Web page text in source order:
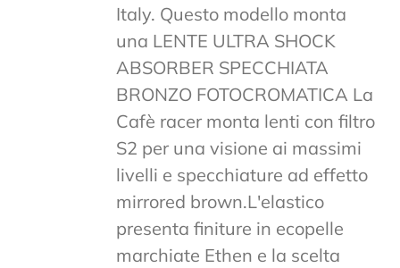
Italy. Questo modello monta
una LENTE ULTRA SHOCK
ABSORBER SPECCHIATA
BRONZO FOTOCROMATICA La
Cafè racer monta lenti con filtro
S2 per una visione ai massimi
livelli e specchiature ad effetto
mirrored brown.L'elastico
presenta finiture in ecopelle
marchiate Ethen e la scelta